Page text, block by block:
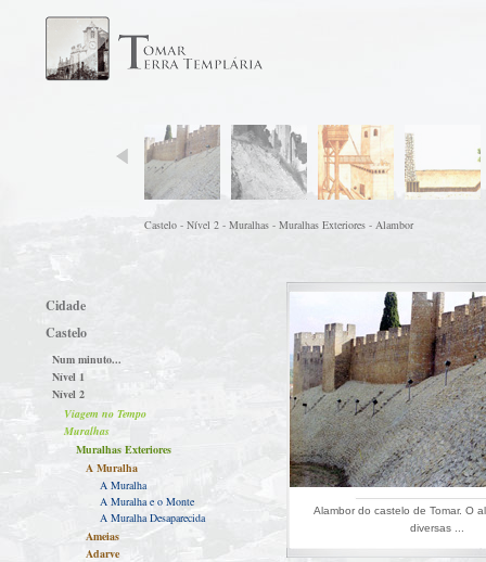
Cidade
Castelo
Num minuto...
Nível 1
Nível 2
Viagem no Tempo
Muralhas
Muralhas Exteriores
A Muralha
A Muralha
A Muralha e o Monte
A Muralha Desaparecida
Ameias
Adarve
Castelo - Nível 2 - Muralhas - Muralhas Exteriores - Alambor
Alambor do castelo de Tomar. O
diversas ...